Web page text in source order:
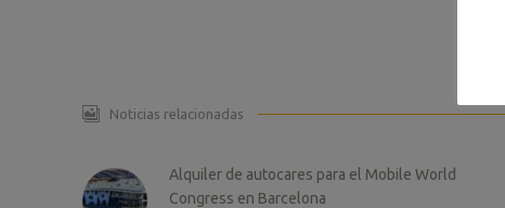
Noticias relacionadas
Alquiler de autocares para el Mobile World
Congress en Barcelona